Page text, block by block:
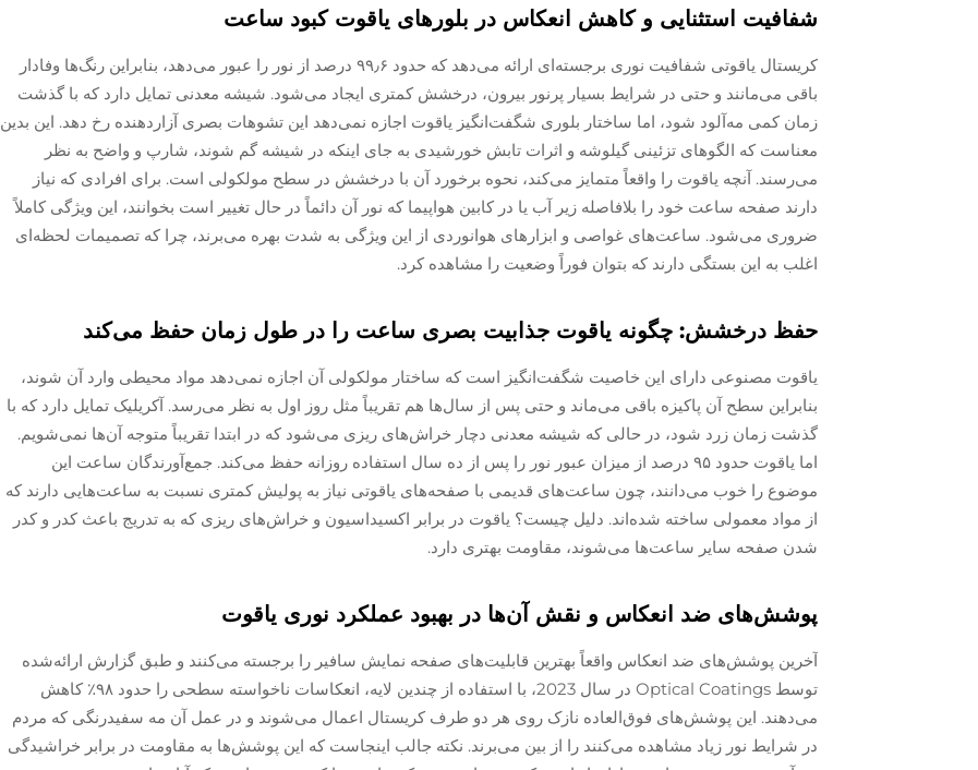
شفافیت استثنایی و کاهش انعکاس در بلورهای یاقوت کبود ساعت
کریستال یاقوتی شفافیت نوری برجسته‌ای ارائه می‌دهد که حدود ۹۹٫۶ درصد از نور را عبور می‌دهد، بنابراین رنگ‌ها وفادار
باقی می‌مانند و حتی در شرایط بسیار پرنور بیرون، درخشش کمتری ایجاد می‌شود. شیشه معدنی تمایل دارد که با گذشت
زمان کمی مه‌آلود شود، اما ساختار بلوری شگفت‌انگیز یاقوت اجازه نمی‌دهد این تشوهات بصری آزاردهنده رخ دهد. این بدین
معناست که الگوهای تزئینی گیلوشه و اثرات تابش خورشیدی به جای اینکه در شیشه گم شوند، شارپ و واضح به نظر
می‌رسند. آنچه یاقوت را واقعاً متمایز می‌کند، نحوه برخورد آن با درخشش در سطح مولکولی است. برای افرادی که نیاز
دارند صفحه ساعت خود را بلافاصله زیر آب یا در کابین هواپیما که نور آن دائماً در حال تغییر است بخوانند، این ویژگی کاملاً
ضروری می‌شود. ساعت‌های غواصی و ابزارهای هوانوردی از این ویژگی به شدت بهره می‌برند، چرا که تصمیمات لحظه‌ای
اغلب به این بستگی دارند که بتوان فوراً وضعیت را مشاهده کرد.
حفظ درخشش: چگونه یاقوت جذابیت بصری ساعت را در طول زمان حفظ می‌کند
یاقوت مصنوعی دارای این خاصیت شگفت‌انگیز است که ساختار مولکولی آن اجازه نمی‌دهد مواد محیطی وارد آن شوند،
بنابراین سطح آن پاکیزه باقی می‌ماند و حتی پس از سال‌ها هم تقریباً مثل روز اول به نظر می‌رسد. آکریلیک تمایل دارد که با
گذشت زمان زرد شود، در حالی که شیشه معدنی دچار خراش‌های ریزی می‌شود که در ابتدا تقریباً متوجه آن‌ها نمی‌شویم.
اما یاقوت حدود ۹۵ درصد از میزان عبور نور را پس از ده سال استفاده روزانه حفظ می‌کند. جمع‌آورندگان ساعت این
موضوع را خوب می‌دانند، چون ساعت‌های قدیمی با صفحه‌های یاقوتی نیاز به پولیش کمتری نسبت به ساعت‌هایی دارند که
از مواد معمولی ساخته شده‌اند. دلیل چیست؟ یاقوت در برابر اکسیداسیون و خراش‌های ریزی که به تدریج باعث کدر و کدر
شدن صفحه سایر ساعت‌ها می‌شوند، مقاومت بهتری دارد.
پوشش‌های ضد انعکاس و نقش آن‌ها در بهبود عملکرد نوری یاقوت
آخرین پوشش‌های ضد انعکاس واقعاً بهترین قابلیت‌های صفحه نمایش سافیر را برجسته می‌کنند و طبق گزارش ارائه‌شده
توسط Optical Coatings در سال 2023، با استفاده از چندین لایه، انعکاسات ناخواسته سطحی را حدود ۹۸٪ کاهش
می‌دهند. این پوشش‌های فوق‌العاده نازک روی هر دو طرف کریستال اعمال می‌شوند و در عمل آن مه سفیدرنگی که مردم
در شرایط نور زیاد مشاهده می‌کنند را از بین می‌برند. نکته جالب اینجاست که این پوشش‌ها به مقاومت در برابر خراشیدگی